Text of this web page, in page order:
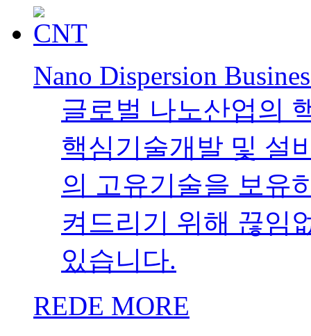
Nano Dispersion
글로벌 나노산업의
핵심기술개발 및 설
의 고유기술을 보유
켜드리기 위해 끊임
있습니다.
REDE MORE